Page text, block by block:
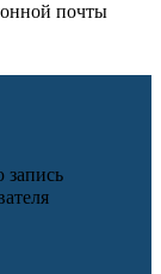
почты
запись